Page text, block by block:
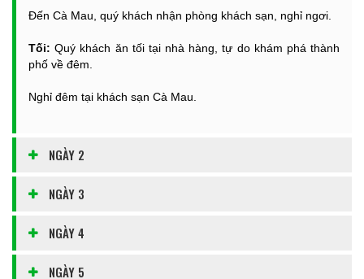
Đến Cà Mau, quý khách nhận phòng khách sạn, nghỉ ngơi.
Tối: Quý khách ăn tối tại nhà hàng, tự do khám phá thành
phố về đêm.
Nghỉ đêm tại khách sạn Cà Mau.
NGÀY 2
NGÀY 3
NGÀY 4
NGÀY 5